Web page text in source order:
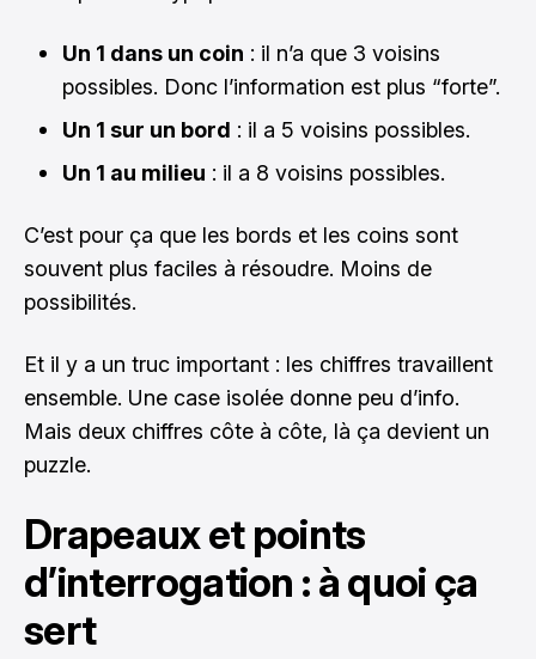
Un 1 dans un coin : il n’a que 3 voisins
possibles. Donc l’information est plus “forte”.
Un 1 sur un bord : il a 5 voisins possibles.
Un 1 au milieu : il a 8 voisins possibles.
C’est pour ça que les bords et les coins sont
souvent plus faciles à résoudre. Moins de
possibilités.
Et il y a un truc important : les chiffres travaillent
ensemble. Une case isolée donne peu d’info.
Mais deux chiffres côte à côte, là ça devient un
puzzle.
Drapeaux et points
d’interrogation : à quoi ça
sert